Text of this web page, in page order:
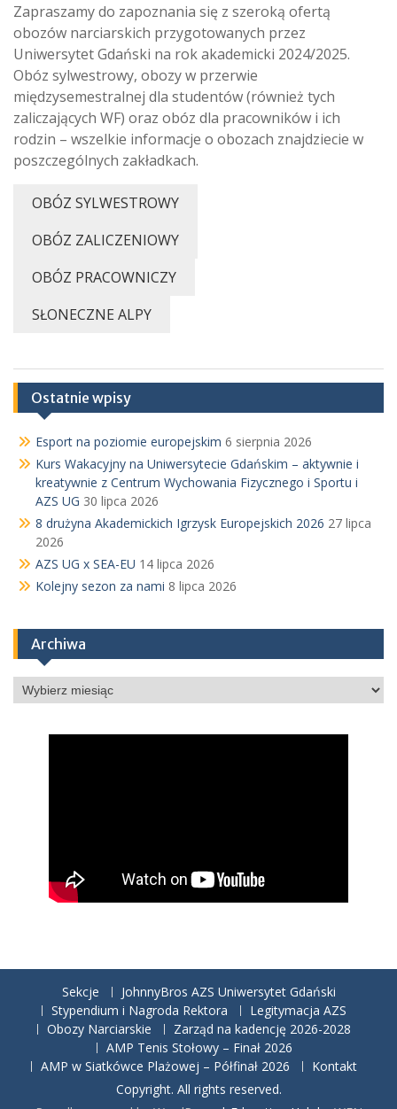
Zapraszamy do zapoznania się z szeroką ofertą
obozów narciarskich przygotowanych przez
Uniwersytet Gdański na rok akademicki 2024/2025.
Obóz sylwestrowy, obozy w przerwie
międzysemestralnej dla studentów (również tych
zaliczających WF) oraz obóz dla pracowników i ich
rodzin – wszelkie informacje o obozach znajdziecie w
poszczególnych zakładkach.
OBÓZ SYLWESTROWY
OBÓZ ZALICZENIOWY
OBÓZ PRACOWNICZY
SŁONECZNE ALPY
Ostatnie wpisy
Esport na poziomie europejskim 6 sierpnia 2026
Kurs Wakacyjny na Uniwersytecie Gdańskim – aktywnie i
kreatywnie z Centrum Wychowania Fizycznego i Sportu i
AZS UG 30 lipca 2026
8 drużyna Akademickich Igrzysk Europejskich 2026 27 lipca
2026
AZS UG x SEA-EU 14 lipca 2026
Kolejny sezon za nami 8 lipca 2026
Archiwa
Archiwa
Sekcje
JohnnyBros AZS Uniwersytet Gdański
Stypendium i Nagroda Rektora
Legitymacja AZS
Obozy Narciarskie
Zarząd na kadencję 2026-2028
AMP Tenis Stołowy – Finał 2026
AMP w Siatkówce Plażowej – Półfinał 2026
Kontakt
Copyright. All rights reserved.